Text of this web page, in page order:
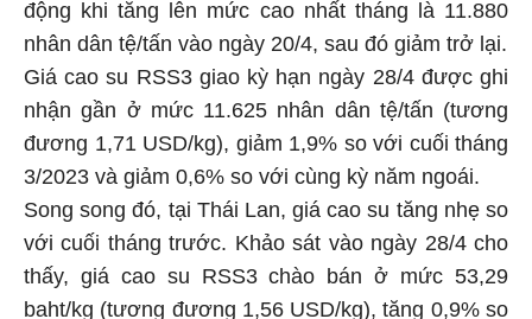
động khi tăng lên mức cao nhất tháng là 11.880
nhân dân tệ/tấn vào ngày 20/4, sau đó giảm trở lại.
Giá cao su RSS3 giao kỳ hạn ngày 28/4 được ghi
nhận gần ở mức 11.625 nhân dân tệ/tấn (tương
đương 1,71 USD/kg), giảm 1,9% so với cuối tháng
3/2023 và giảm 0,6% so với cùng kỳ năm ngoái.
Song song đó, tại Thái Lan, giá cao su tăng nhẹ so
với cuối tháng trước. Khảo sát vào ngày 28/4 cho
thấy, giá cao su RSS3 chào bán ở mức 53,29
baht/kg (tương đương 1,56 USD/kg), tăng 0,9% so